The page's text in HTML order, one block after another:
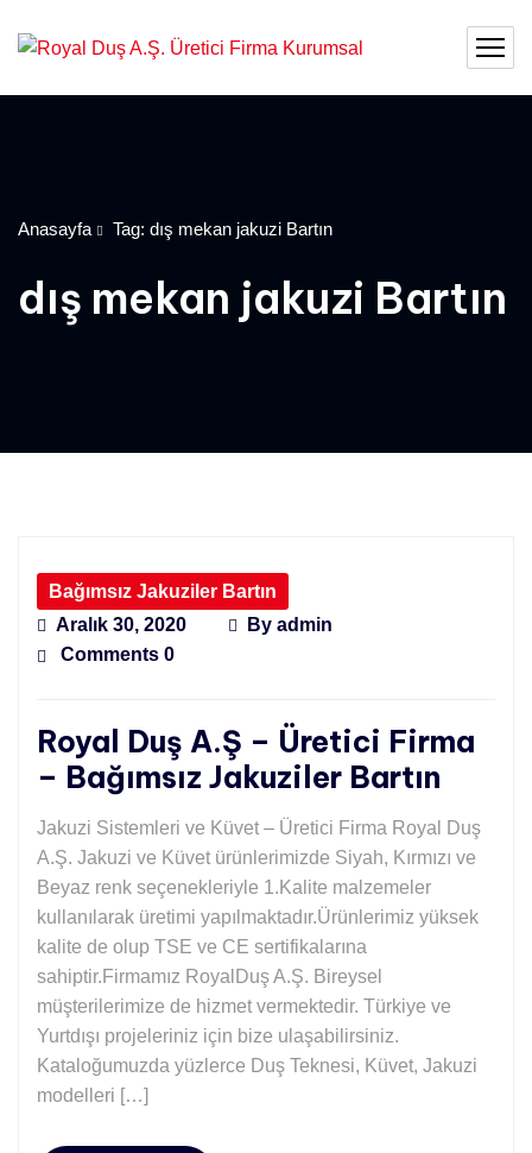
Anasayfa Tag: dış mekan jakuzi Bartın
dış mekan jakuzi Bartın
Bağımsız Jakuziler Bartın
Aralık 30, 2020
By admin
Comments 0
Royal Duş A.Ş – Üretici Firma
– Bağımsız Jakuziler Bartın
Jakuzi Sistemleri ve Küvet – Üretici Firma Royal Duş
A.Ş. Jakuzi ve Küvet ürünlerimizde Siyah, Kırmızı ve
Beyaz renk seçenekleriyle 1.Kalite malzemeler
kullanılarak üretimi yapılmaktadır.Ürünlerimiz yüksek
kalite de olup TSE ve CE sertifikalarına
sahiptir.Firmamız RoyalDuş A.Ş. Bireysel
müşterilerimize de hizmet vermektedir. Türkiye ve
Yurtdışı projeleriniz için bize ulaşabilirsiniz.
Kataloğumuzda yüzlerce Duş Teknesi, Küvet, Jakuzi
modelleri […]